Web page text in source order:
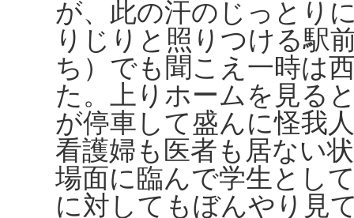
が、此の汗のじっとり
りじりと照りつける駅
ち）でも聞こえ一時は
た。上りホームを見る
が停車して盛んに怪我
看護婦も医者も居ない
場面に臨んで学生とし
に対してもぼんやり見